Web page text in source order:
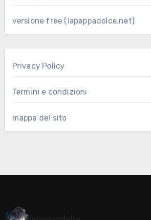
versione free (lapappadolce.net)
Privacy Policy
Termini e condizioni
mappa del sito